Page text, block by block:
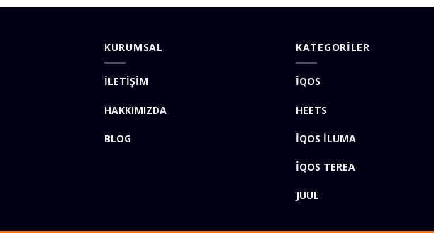
KURUMSAL
İLETİŞİM
HAKKIMIZDA
BLOG
KATEGORİLER
İQOS
HEETS
İQOS İLUMA
İQOS TEREA
JUUL